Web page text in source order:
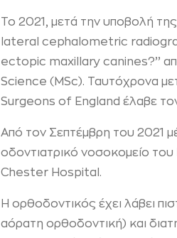
Το 2021, μετά την υποβολή
lateral cephalometric
ectopic maxillary canines?’’
Science (MSc). Ταυτόχρονα
Surgeons of England έλαβε
Από τον Σεπτέμβρη του 2021
οδοντιατρικό νοσοκομείο
Chester Hospital.
Η ορθοδοντικός έχει λάβει
αόρατη ορθοδοντική) και